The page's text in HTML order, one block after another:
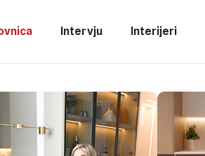
Intervju Interijeri